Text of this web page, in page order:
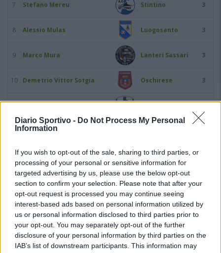
Diario Sportivo - Do Not Process My Personal
Information
If you wish to opt-out of the sale, sharing to third parties, or
processing of your personal or sensitive information for
targeted advertising by us, please use the below opt-out
section to confirm your selection. Please note that after your
opt-out request is processed you may continue seeing
interest-based ads based on personal information utilized by
us or personal information disclosed to third parties prior to
your opt-out. You may separately opt-out of the further
disclosure of your personal information by third parties on the
IAB’s list of downstream participants. This information may
7 Stefano Mereu Stintino 3
8 Alessio Mulas Luogosanto 3
9 Marco Mura Lanteri Sassari 3
10 Demetrio Vittor Sotgia Oschirese 3
12 Francesco Aloia
13 Alessandro Asara Oschirese
14 Gavino Cabras Valledoria 2
15 Giorgio Calvisi Bittese 2
16 Giuseppe Cocco Bonorva